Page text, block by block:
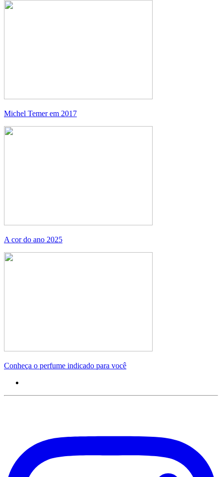
Michel Temer em 2017
A cor do ano 2025
Conheça o perfume indicado para você